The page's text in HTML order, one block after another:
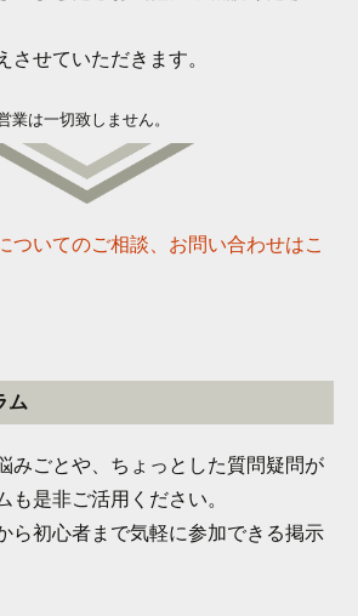
させていただきます。
は一切致しません。
ム
みごとや、ちょっとした質問疑問が
も是非ご活用ください。
ら初心者まで気軽に参加できる掲示